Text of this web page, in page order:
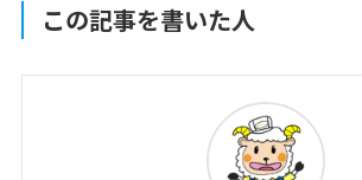
この記事を書いた人